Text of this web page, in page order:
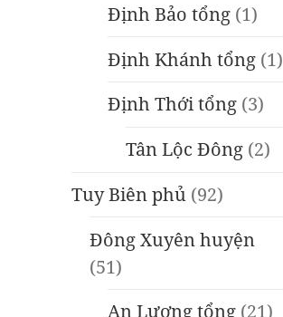
Định Bảo tổng (1)
Định Khánh tổng (1)
Định Thới tổng (3)
Tân Lộc Đông (2)
Tuy Biên phủ (92)
Đông Xuyên huyện
(51)
An Lương tổng (21)